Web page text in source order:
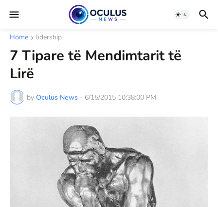
Home lidership
7 Tipare të Mendimtarit të
Lirë
by Oculus News - 6/15/2015 10:38:00 PM